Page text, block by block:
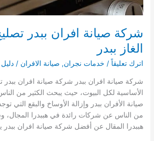
شركة صيانة افران ببدر
الغاز ببدر
اترك تعليقاً / خدمات نجران, صيانة الافران /
شركة صيانة افران ببدر شركة صيانة افران ببدر
الأساسية لكل البيوت، حيث يبحث الكثير من
صيانة الأفران ببدر وإزالة الأوساخ والبقع التي
من الناس عن شركات رائدة في هببدرا
هببدرا المقال عن أفضل شركة صيانة افران ببدر